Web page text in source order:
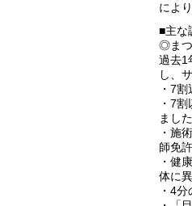
によ
■主な
◎まつ
過去1
し、
・7
・7
まし
・施
師免
・健
体に
・4